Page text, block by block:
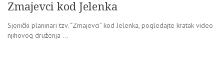
Zmajevci kod Jelenka
Sjenički planinari tzv. “Zmajevci” kod Jelenka, pogledajte kratak video
njihovog druženja …